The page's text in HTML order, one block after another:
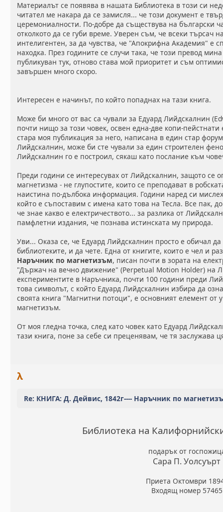
Материалът се появява в нашата Библиотека в този си
читател ме накара да се замисля... че този документ е
церемониалности. По-добре да съществува на български
отколкото да се губи време. Уверен съм, че всеки търсач
интелигентен, за да чувства, че "Апокрифна Академия" е
находка. През годините се случи така, че този превод
публикуван тук, отново става мой приоритет и съм
завършен много скоро.
Интересен е начинът, по който попаднах на тази книга.
Може би много от вас са чували за Едуард Лийдскалнин
почти нищо за този човек, освен една-две копи-пейстнати
стара моя публикация за него, написана в един стар
Лийдскалнин, може би сте чували за един строителен
Лийдскалнин го е построил, сякаш като послание към
Преди години се интересувах от Лийдскалнин, защото се
магнетизма - не глупостите, които се преподават в
наистина по-дълбока информация. Години наред си
който е съпоставим с имена като това на Тесла. Все пак,
че знае какво е електричеството... за разлика от
памфлетни издания, че познава истинската му природа.
Уви... Оказа се, че Едуард Лийдскалнин просто е обичал
библиотеките, и да чете. Една от книгите, които е чел и
Наръчник по магнетизъм, писан почти в зората на
"Държач на вечно движение" (Perpetual Motion Holder) на
експериментите в Наръчника, почти 100 години преди
това символът, с който Едуард Лийдскалнин избира да
своята книга "Магнитни потоци", е основният елемент от
магнетизъм.
От моя гледна точка, след като човек като Едуард
тази книга, поне за себе си преценявам, че тя
λ
Re: КНИГА: Д. Дейвис, 1842г---- Наръчник по
Библиотека на
подарък от
Сара П. Уолсуърт
Приета Октомври
Входящ номер 57465